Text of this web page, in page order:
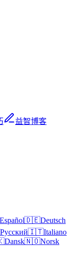
益智博客
Español🇩🇪Deutsch
Русский🇮🇹Italiano
Dansk🇳🇴Norsk